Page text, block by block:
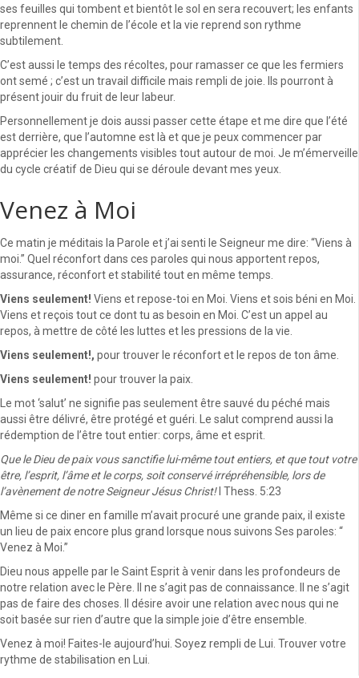
ses feuilles qui tombent et bientôt le sol en sera recouvert; les enfants
reprennent le chemin de l’école et la vie reprend son rythme
subtilement.
C’est aussi le temps des récoltes, pour ramasser ce que les fermiers
ont semé ; c’est un travail difficile mais rempli de joie. Ils pourront à
présent jouir du fruit de leur labeur.
Personnellement je dois aussi passer cette étape et me dire que l’été
est derrière, que l’automne est là et que je peux commencer par
apprécier les changements visibles tout autour de moi. Je m’émerveille
du cycle créatif de Dieu qui se déroule devant mes yeux.
Venez à Moi
Ce matin je méditais la Parole et j’ai senti le Seigneur me dire: “Viens à
moi.” Quel réconfort dans ces paroles qui nous apportent repos,
assurance, réconfort et stabilité tout en même temps.
Viens seulement! Viens et repose-toi en Moi. Viens et sois béni en Moi.
Viens et reçois tout ce dont tu as besoin en Moi. C’est un appel au
repos, à mettre de côté les luttes et les pressions de la vie.
Viens seulement!, pour trouver le réconfort et le repos de ton âme.
Viens seulement! pour trouver la paix.
Le mot ‘salut’ ne signifie pas seulement être sauvé du péché mais
aussi être délivré, être protégé et guéri. Le salut comprend aussi la
rédemption de l’être tout entier: corps, âme et esprit.
Que le Dieu de paix vous sanctifie lui-même tout entiers, et que tout votre
être, l’esprit, l’âme et le corps, soit conservé irrépréhensible, lors de
l’avènement de notre Seigneur Jésus Christ!I Thess. 5:23
Même si ce diner en famille m’avait procuré une grande paix, il existe
un lieu de paix encore plus grand lorsque nous suivons Ses paroles: “
Venez à Moi.”
Dieu nous appelle par le Saint Esprit à venir dans les profondeurs de
notre relation avec le Père. Il ne s’agit pas de connaissance. Il ne s’agit
pas de faire des choses. Il désire avoir une relation avec nous qui ne
soit basée sur rien d’autre que la simple joie d’être ensemble.
Venez à moi! Faites-le aujourd’hui. Soyez rempli de Lui. Trouver votre
rythme de stabilisation en Lui.